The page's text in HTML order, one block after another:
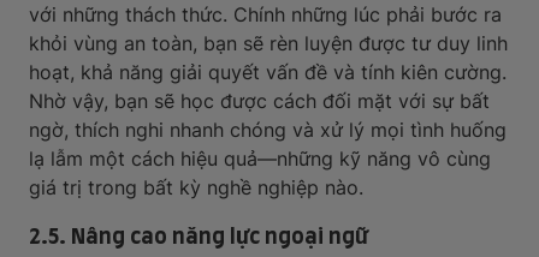
với những thách thức. Chính những lúc phải bước ra
khỏi vùng an toàn, bạn sẽ rèn luyện được tư duy linh
hoạt, khả năng giải quyết vấn đề và tính kiên cường.
Nhờ vậy, bạn sẽ học được cách đối mặt với sự bất
ngờ, thích nghi nhanh chóng và xử lý mọi tình huống
lạ lẫm một cách hiệu quả—những kỹ năng vô cùng
giá trị trong bất kỳ nghề nghiệp nào.
2.5. Nâng cao năng lực ngoại ngữ